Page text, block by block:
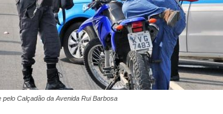
Calçadão da Avenida Rui Barbosa